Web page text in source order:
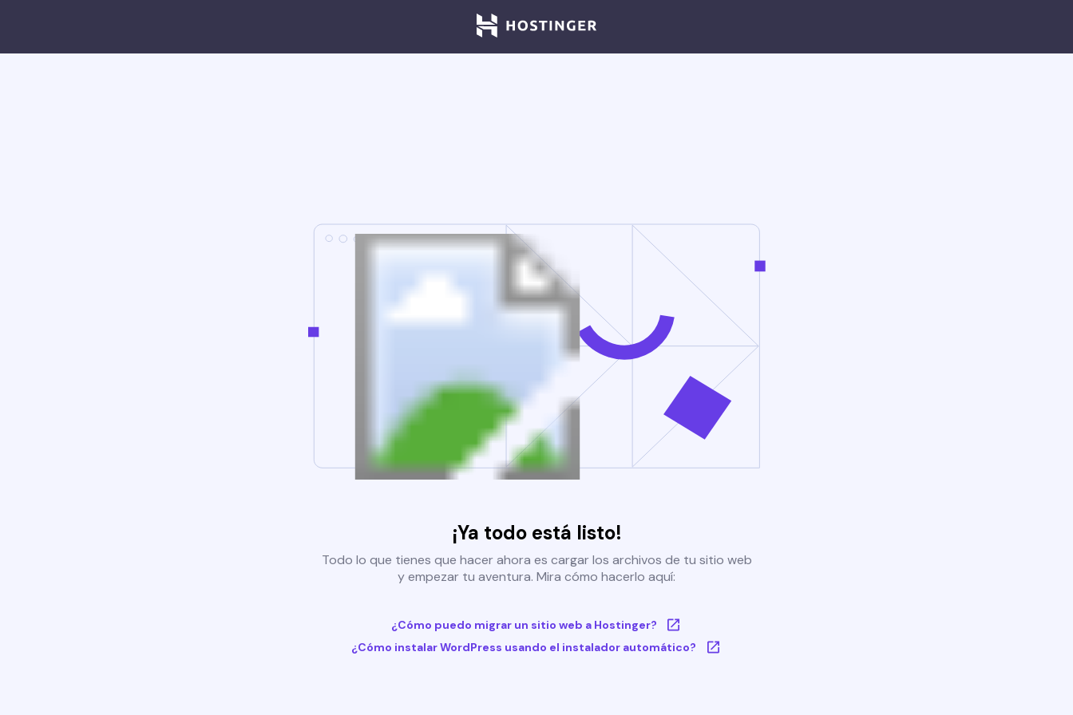
¡Ya todo está listo!
Todo lo que tienes que hacer ahora es cargar los archivos de tu sitio web
y empezar tu aventura. Mira cómo hacerlo aquí:
¿Cómo puedo migrar un sitio web a Hostinger?
¿Cómo instalar WordPress usando el instalador automático?